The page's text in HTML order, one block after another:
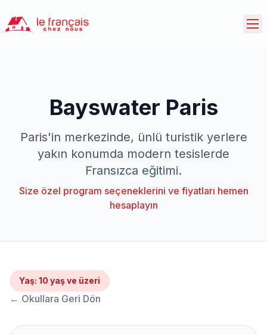
Bayswater Paris
Paris'in merkezinde, ünlü turistik yerlere
yakın konumda modern tesislerde
Fransızca eğitimi.
Size özel program seçeneklerini ve fiyatları hemen
hesaplayın
Yaş: 10 yaş ve üzeri
← Okullara Geri Dön